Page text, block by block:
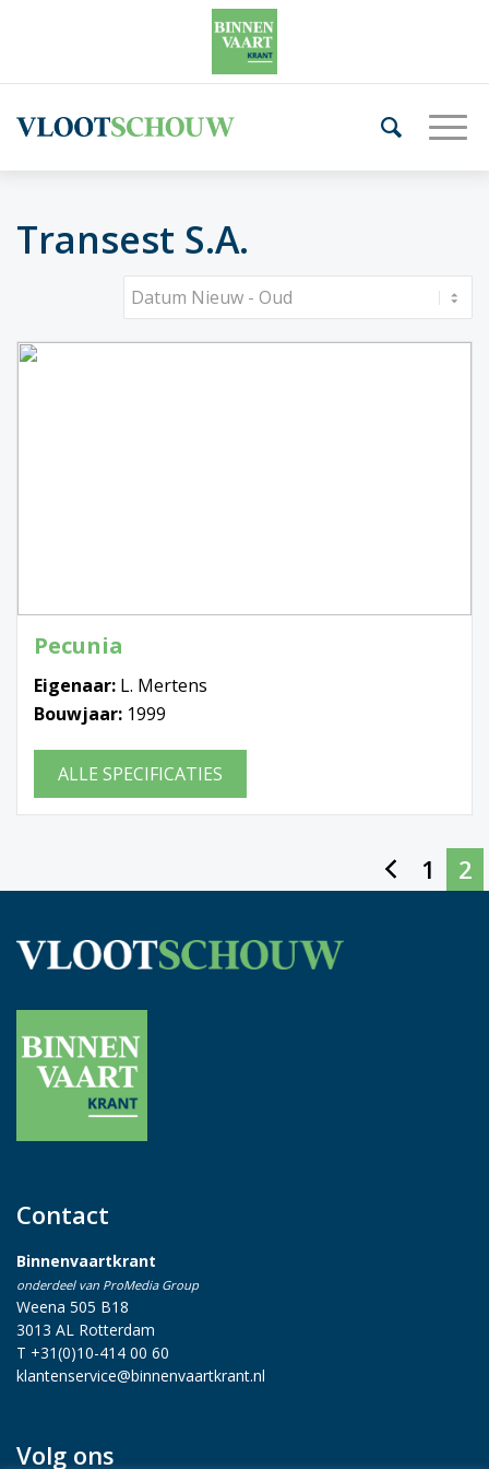
Transest S.A.
Pecunia
Eigenaar: L. Mertens
Bouwjaar: 1999
ALLE SPECIFICATIES
1 2
Contact
Binnenvaartkrant
onderdeel van ProMedia Group
Weena 505 B18
3013 AL Rotterdam
T +31(0)10-414 00 60
klantenservice@binnenvaartkrant.nl
Volg ons